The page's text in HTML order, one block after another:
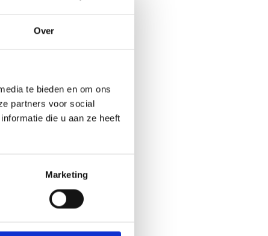
Over
te bieden en om ons
partners voor social
die u aan ze heeft
Marketing
wel 50 meter uit
in te leveren
bedrukken met
aan jouw
en details
aan de